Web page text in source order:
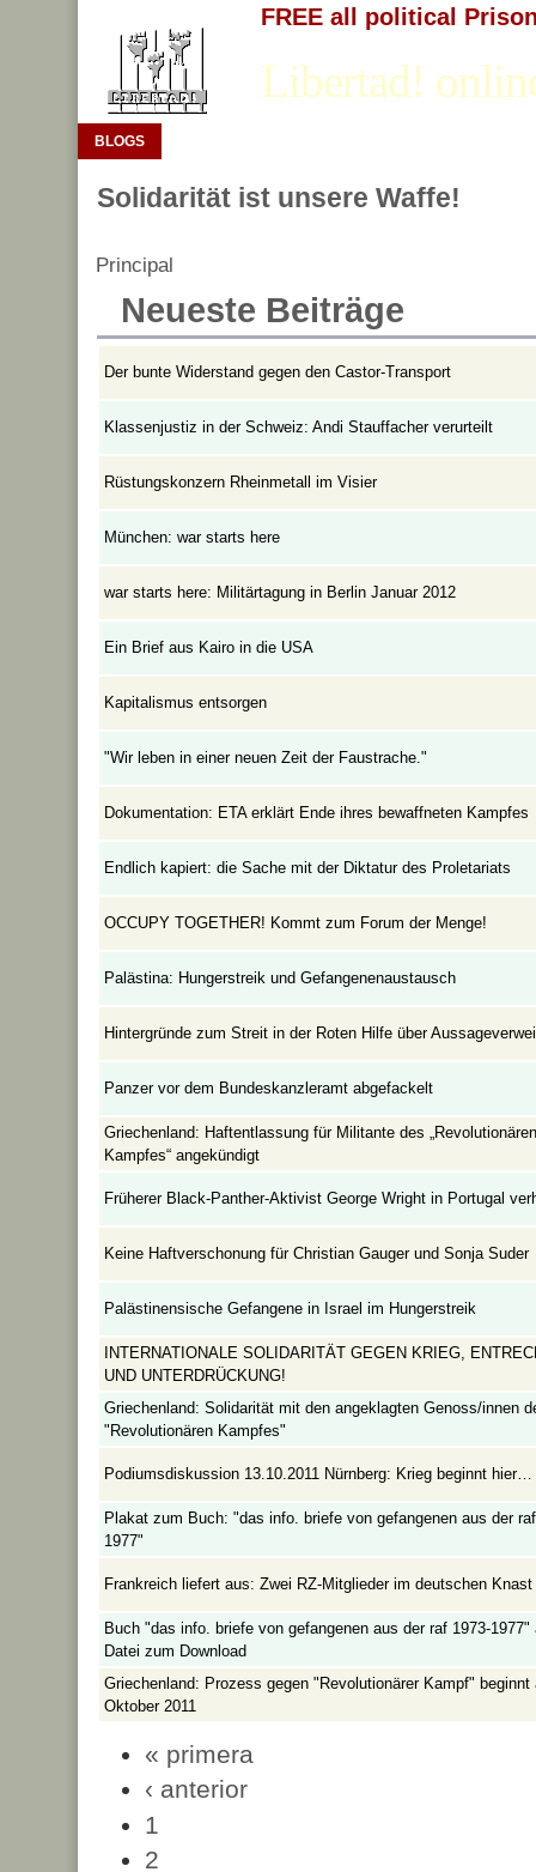
FREE all political
Libertad!
BLOGS
Solidarität ist unsere Waffe!
Principal
Neueste Beiträge
Der bunte Widerstand gegen den Castor-Transport
Klassenjustiz in der Schweiz: Andi Stauffacher verurteilt
Rüstungskonzern Rheinmetall im Visier
München: war starts here
war starts here: Militärtagung in Berlin Januar 2012
Ein Brief aus Kairo in die USA
Kapitalismus entsorgen
"Wir leben in einer neuen Zeit der Faustrache."
Dokumentation: ETA erklärt Ende ihres bewaffneten Kampfes
Endlich kapiert: die Sache mit der Diktatur des Proletariats
OCCUPY TOGETHER! Kommt zum Forum der Menge!
Palästina: Hungerstreik und Gefangenenaustausch
Hintergründe zum Streit in der Roten Hilfe über
Panzer vor dem Bundeskanzleramt abgefackelt
Griechenland: Haftentlassung für Militante des „Revolutionären
Kampfes“ angekündigt
Früherer Black-Panther-Aktivist George Wright in Portugal
Keine Haftverschonung für Christian Gauger und Sonja Suder
Palästinensische Gefangene in Israel im Hungerstreik
INTERNATIONALE SOLIDARITÄT GEGEN KRIEG,
UND UNTERDRÜCKUNG!
Griechenland: Solidarität mit den angeklagten Genoss/innen
"Revolutionären Kampfes"
Podiumsdiskussion 13.10.2011 Nürnberg: Krieg beginnt hier…
Plakat zum Buch: "das info. briefe von gefangenen aus der
1977"
Frankreich liefert aus: Zwei RZ-Mitglieder im deutschen Knast
Buch "das info. briefe von gefangenen aus der raf 1973-1977"
Datei zum Download
Griechenland: Prozess gegen "Revolutionärer Kampf" beginnt
Oktober 2011
« primera
‹ anterior
1
2